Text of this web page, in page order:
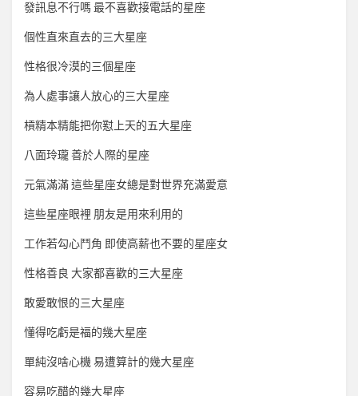
發訊息不行嗎 最不喜歡接電話的星座
個性直來直去的三大星座
性格很冷漠的三個星座
為人處事讓人放心的三大星座
槓精本精能把你懟上天的五大星座
八面玲瓏 善於人際的星座
元氣滿滿 這些星座女總是對世界充滿愛意
這些星座眼裡 朋友是用來利用的
工作若勾心鬥角 即使高薪也不要的星座女
性格善良 大家都喜歡的三大星座
敢愛敢恨的三大星座
懂得吃虧是福的幾大星座
單純沒啥心機 易遭算計的幾大星座
容易吃醋的幾大星座